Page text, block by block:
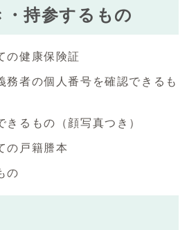
・持参するもの
の健康保険証
務者の個人番号を確認できるも
きるもの（顔写真つき）
の戸籍謄本
の